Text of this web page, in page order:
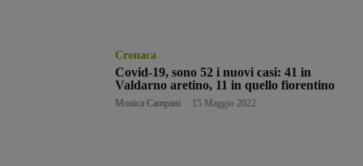
Cronaca
Covid-19, sono 52 i nuovi casi: 41 in
Valdarno aretino, 11 in quello fiorentino
Monica Campani 15 Maggio 2022